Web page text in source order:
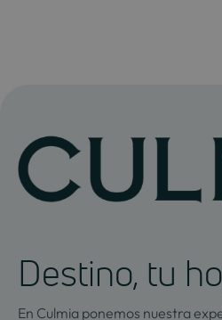
Destino, tu
En Culmia ponemos nuestra